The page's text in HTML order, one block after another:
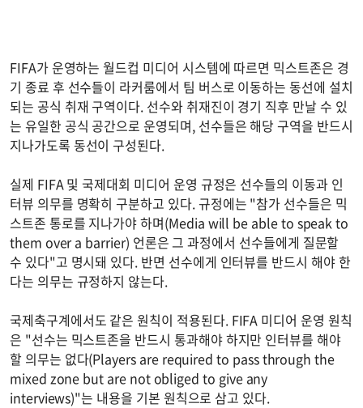
FIFA가 운영하는 월드컵 미디어 시스템에 따르면 믹스트존은 경
기 종료 후 선수들이 라커룸에서 팀 버스로 이동하는 동선에 설치
되는 공식 취재 구역이다. 선수와 취재진이 경기 직후 만날 수 있
는 유일한 공식 공간으로 운영되며, 선수들은 해당 구역을 반드시
지나가도록 동선이 구성된다.
실제 FIFA 및 국제대회 미디어 운영 규정은 선수들의 이동과 인
터뷰 의무를 명확히 구분하고 있다. 규정에는 "참가 선수들은 믹
스트존 통로를 지나가야 하며(Media will be able to speak to
them over a barrier) 언론은 그 과정에서 선수들에게 질문할
수 있다"고 명시돼 있다. 반면 선수에게 인터뷰를 반드시 해야 한
다는 의무는 규정하지 않는다.
국제축구계에서도 같은 원칙이 적용된다. FIFA 미디어 운영 원칙
은 "선수는 믹스트존을 반드시 통과해야 하지만 인터뷰를 해야
할 의무는 없다(Players are required to pass through the
mixed zone but are not obliged to give any
interviews)"는 내용을 기본 원칙으로 삼고 있다.